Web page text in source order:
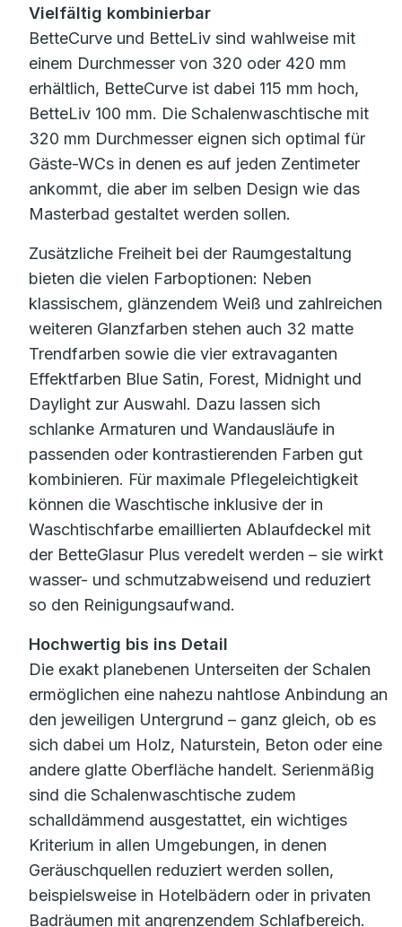
Vielfältig kombinierbar
BetteCurve und BetteLiv sind wahlweise mit
einem Durchmesser von 320 oder 420 mm
erhältlich, BetteCurve ist dabei 115 mm hoch,
BetteLiv 100 mm. Die Schalenwaschtische mit
320 mm Durchmesser eignen sich optimal für
Gäste-WCs in denen es auf jeden Zentimeter
ankommt, die aber im selben Design wie das
Masterbad gestaltet werden sollen.
Zusätzliche Freiheit bei der Raumgestaltung
bieten die vielen Farboptionen: Neben
klassischem, glänzendem Weiß und zahlreichen
weiteren Glanzfarben stehen auch 32 matte
Trendfarben sowie die vier extravaganten
Effektfarben Blue Satin, Forest, Midnight und
Daylight zur Auswahl. Dazu lassen sich
schlanke Armaturen und Wandausläufe in
passenden oder kontrastierenden Farben gut
kombinieren. Für maximale Pflegeleichtigkeit
können die Waschtische inklusive der in
Waschtischfarbe emaillierten Ablaufdeckel mit
der BetteGlasur Plus veredelt werden – sie wirkt
wasser- und schmutzabweisend und reduziert
so den Reinigungsaufwand.
Hochwertig bis ins Detail
Die exakt planebenen Unterseiten der Schalen
ermöglichen eine nahezu nahtlose Anbindung an
den jeweiligen Untergrund – ganz gleich, ob es
sich dabei um Holz, Naturstein, Beton oder eine
andere glatte Oberfläche handelt. Serienmäßig
sind die Schalenwaschtische zudem
schalldämmend ausgestattet, ein wichtiges
Kriterium in allen Umgebungen, in denen
Geräuschquellen reduziert werden sollen,
beispielsweise in Hotelbädern oder in privaten
Badräumen mit angrenzendem Schlafbereich.